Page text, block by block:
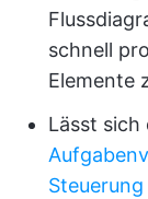
schnell
Elemente
Lässt sich
Steuerung